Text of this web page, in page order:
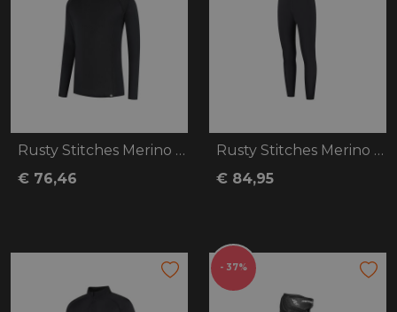
Rusty Stitches Merino Baselayer 200
€ 76,46
Rusty Stitches Merino Baselayer 200
€ 84,95
- 37%